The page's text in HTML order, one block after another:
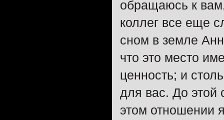
обращаюсь к
коллег все еще
сном в земле
что это место
ценность; и
для вас. До этой
этом отношении